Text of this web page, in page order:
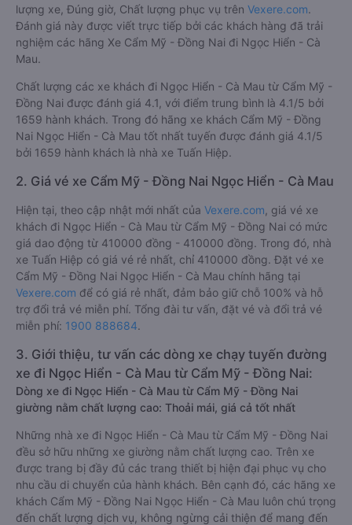
lượng xe, Đúng giờ, Chất lượng phục vụ trên Vexere.com.
Đánh giá này được viết trực tiếp bởi các khách hàng đã trải
nghiệm các hãng Xe Cẩm Mỹ - Đồng Nai đi Ngọc Hiển - Cà
Mau.
Chất lượng các xe khách đi Ngọc Hiển - Cà Mau từ Cẩm Mỹ -
Đồng Nai được đánh giá 4.1, với điểm trung bình là 4.1/5 bởi
1659 hành khách. Trong đó hãng xe khách Cẩm Mỹ - Đồng
Nai Ngọc Hiển - Cà Mau tốt nhất tuyến được đánh giá 4.1/5
bởi 1659 hành khách là nhà xe Tuấn Hiệp.
2. Giá vé xe Cẩm Mỹ - Đồng Nai Ngọc Hiển - Cà Mau
Hiện tại, theo cập nhật mới nhất của Vexere.com , giá vé xe
khách đi Ngọc Hiển - Cà Mau từ Cẩm Mỹ - Đồng Nai có mức
giá dao động từ 410000 đồng - 410000 đồng. Trong đó, nhà
xe Tuấn Hiệp có giá vé rẻ nhất, chỉ 410000 đồng. Đặt vé xe
Cẩm Mỹ - Đồng Nai Ngọc Hiển - Cà Mau chính hãng tại
Vexere.com để có giá rẻ nhất, đảm bảo giữ chỗ 100% và hỗ
trợ đổi trả vé miễn phí. Tổng đài tư vấn, đặt vé và đổi trả vé
miễn phí: 1900 888684.
3. Giới thiệu, tư vấn các dòng xe chạy tuyến đường
xe đi Ngọc Hiển - Cà Mau từ Cẩm Mỹ - Đồng Nai:
Dòng xe đi Ngọc Hiển - Cà Mau từ Cẩm Mỹ - Đồng Nai
giường nằm chất lượng cao: Thoải mái, giá cả tốt nhất
Những nhà xe đi Ngọc Hiển - Cà Mau từ Cẩm Mỹ - Đồng Nai
đều sở hữu những xe giường nằm chất lượng cao. Trên xe
được trang bị đầy đủ các trang thiết bị hiện đại phục vụ cho
nhu cầu di chuyển của hành khách. Bên cạnh đó, các hãng xe
khách Cẩm Mỹ - Đồng Nai Ngọc Hiển - Cà Mau luôn chú trọng
đến chất lượng dịch vụ, không ngừng cải thiện để mang đến